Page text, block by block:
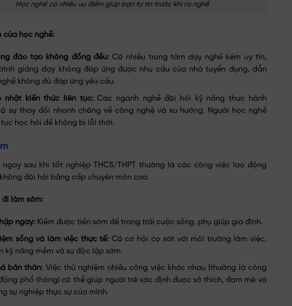
Học nghề có nhiều ưu điểm giúp bạn tự tin trước khi ra nghề
của học nghề:
đào tạo không đồng đều:Có nhiều trung tâm dạy nghề kém uy tín,
giảng dạy không đáp ứng được nhu cầu của nhà tuyển dụng, dẫn
không đủ đáp ứng yêu cầu.
nhật kiến thức liên tục:Các ngành nghề đòi hỏi kỹ năng thực hành
sự thay đổi nhanh chóng về công nghệ và xu hướng. Người học nghề
học hỏi để không bị lỗi thời.
sau khi tốt nghiệp THCS/THPT thường là các công việc lao động
đòi hỏi bằng cấp chuyên môn cao.
đi làm sớm:
ngay: Kiếm được tiền sớm để trang trải cuộc sống, phụ giúp gia đình.
sống và làm việc thực tế: Có cơ hội cọ xát với môi trường làm việc,
kỹ năng mềm và sự độc lập sớm.
bản thân: Việc thử nghiệm nhiều công việc khác nhau (thường là công
phổ thông) có thể giúp người trẻ xác định được sở thích, đam mê và
sự nghiệp thực sự của mình.